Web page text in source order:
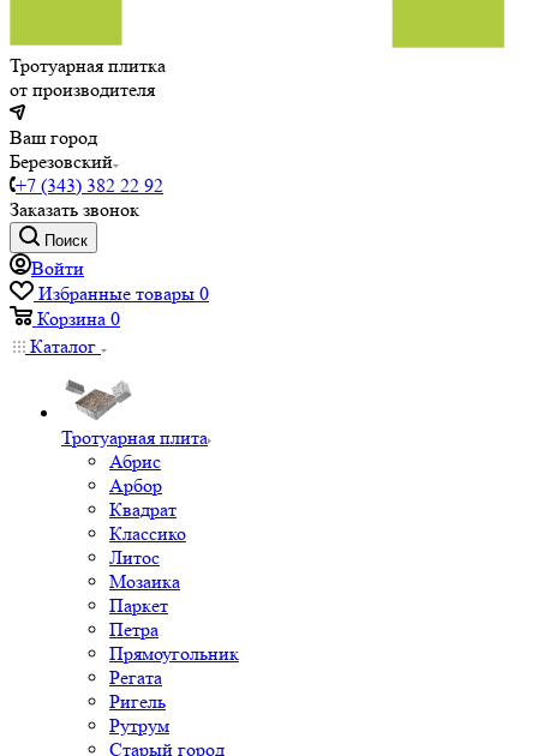
Тротуарная плитка
от производителя
Ваш город
Березовский
+7 (343) 382 22 92
Заказать звонок
Поиск
Войти
Избранные товары 0
Корзина 0
Каталог
Тротуарная плита
Абрис
Арбор
Квадрат
Классико
Литос
Мозаика
Паркет
Петра
Прямоугольник
Регата
Ригель
Рутрум
Старый город